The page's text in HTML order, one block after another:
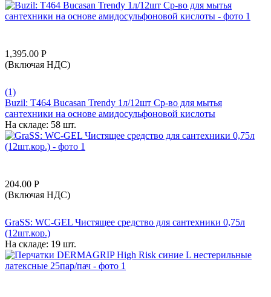
1,395.00 Р
(Включая НДС)
(1)
Buzil: T464 Bucasan Trendy 1л/12шт Ср-во для мытья
сантехники на основе амидосульфоновой кислоты
На складе: 58 шт.
204.00 Р
(Включая НДС)
GraSS: WC-GEL Чистящее средство для сантехники 0,75л
(12шт.кор.)
На складе: 19 шт.